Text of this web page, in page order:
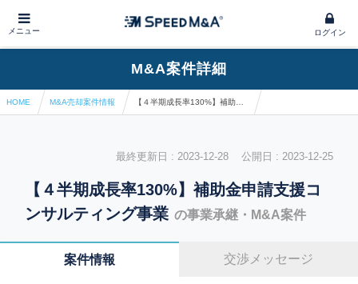
メニュー ログイン
M&A案件詳細
HOME M&A売却案件情報
最終更新日 : 2023-12-28 公開日 : 2023-12-25
【４半期成長率130%】補助金申請支援コ
ンサルティング事業 の事業承継・M&A案件
案件情報 交渉メッセージ